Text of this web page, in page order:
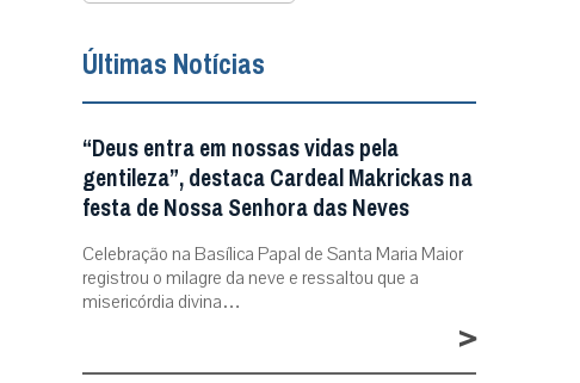
Últimas Notícias
“Deus entra em nossas vidas pela
gentileza”, destaca Cardeal Makrickas na
festa de Nossa Senhora das Neves
Celebração na Basílica Papal de Santa Maria Maior
registrou o milagre da neve e ressaltou que a
misericórdia divina…
>